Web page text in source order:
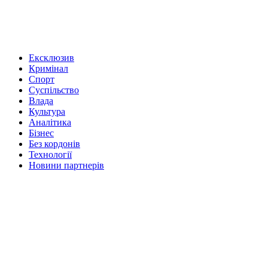
Ексклюзив
Кримінал
Спорт
Суспільство
Влада
Культура
Аналітика
Бізнес
Без кордонів
Технології
Новини партнерів